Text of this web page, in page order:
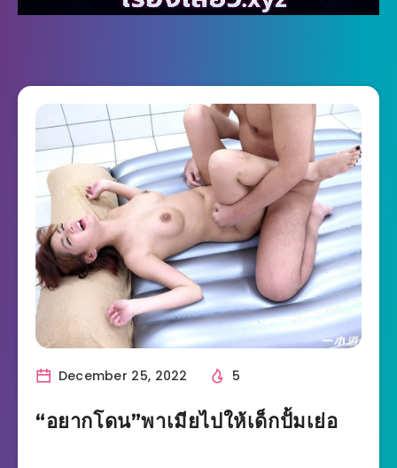
December 25, 2022 5
“อยากโดน”พาเมียไปให้เด็กปั้มเย่อ